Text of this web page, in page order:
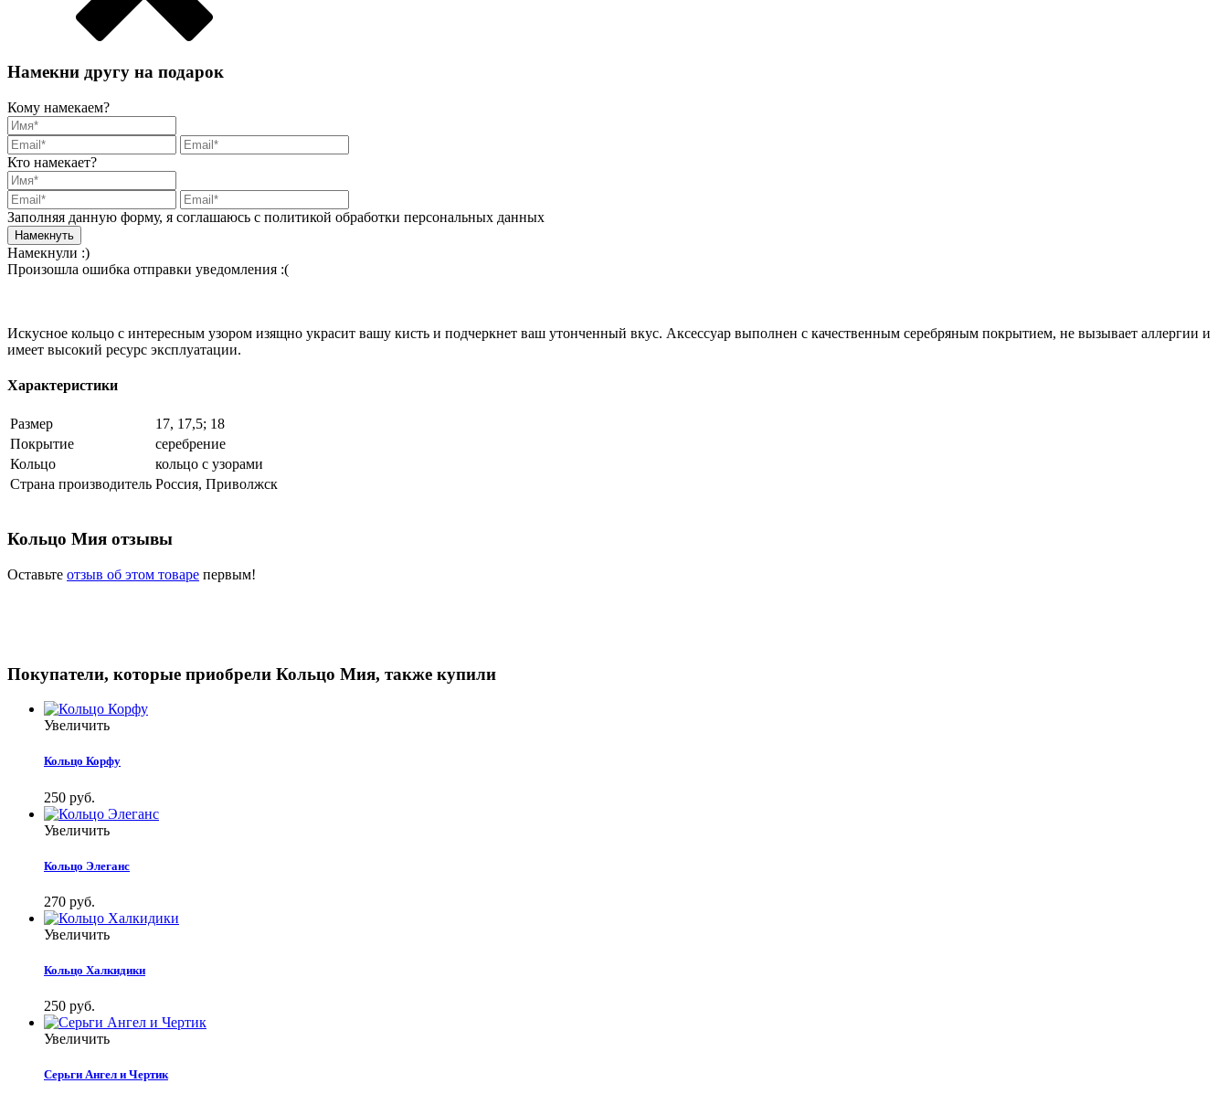
Намекни другу на подарок
Кому намекаем?
Кто намекает?
Заполняя данную форму, я соглашаюсь с политикой обработки персональных данных
Намекнули :)
Произошла ошибка отправки уведомления :(
Искусное кольцо с интересным узором изящно украсит вашу кисть и подчеркнет ваш утонченный вкус. Аксессуар выполнен с качественным серебряным покрытием, не вызывает аллергии и
имеет высокий ресурс эксплуатации.
Характеристики
Размер
17, 17,5; 18
Покрытие
серебрение
Кольцо
кольцо с узорами
Страна производитель Россия, Приволжск
Кольцо Мия отзывы
Оставьте отзыв об этом товаре первым!
Покупатели, которые приобрели Кольцо Мия, также купили
Увеличить
Кольцо Корфу
250 руб.
Увеличить
Кольцо Элеганс
270 руб.
Увеличить
Кольцо Халкидики
250 руб.
Увеличить
Серьги Ангел и Чертик